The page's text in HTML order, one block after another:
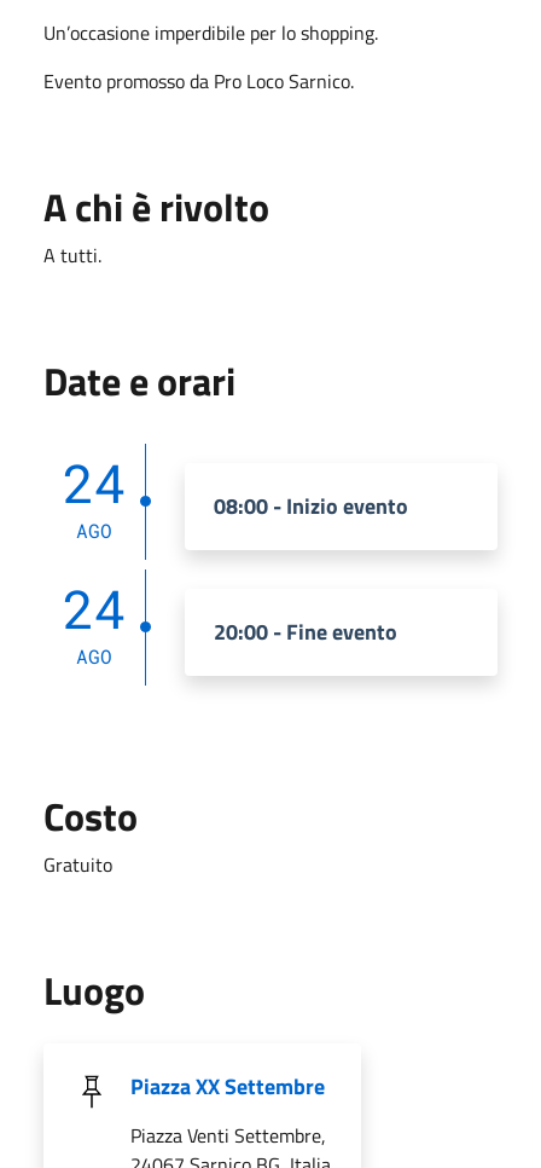
Un’occasione imperdibile per lo shopping.
Evento promosso da Pro Loco Sarnico.
A chi è rivolto
A tutti.
Date e orari
24
AGO
08:00 - Inizio evento
24
AGO
20:00 - Fine evento
Costo
Gratuito
Luogo
Piazza XX Settembre
Piazza Venti Settembre,